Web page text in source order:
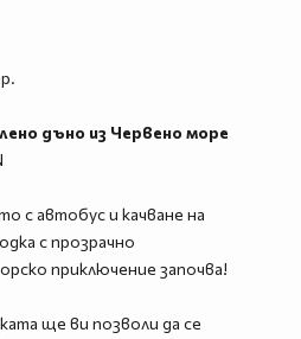
дъно из Червено море
с автобус и качване на
с прозрачно
приключение започва!
ще ви позволи да се